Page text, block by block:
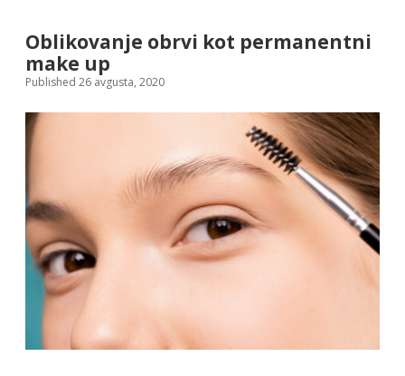
Oblikovanje obrvi kot permanentni
make up
Published 26 avgusta, 2020